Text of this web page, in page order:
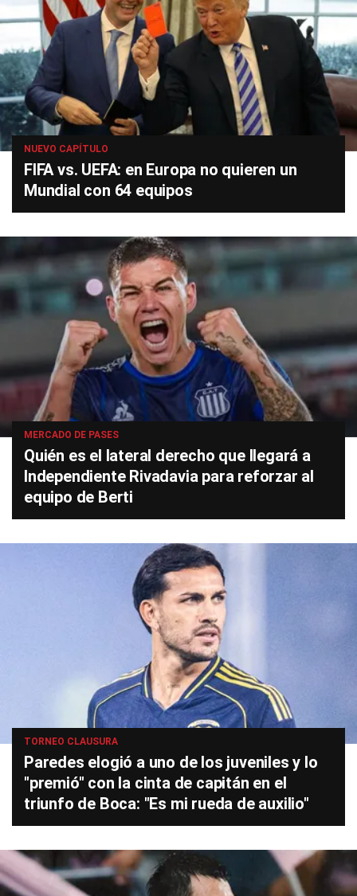
NUEVO CAPÍTULO
FIFA vs. UEFA: en Europa no quieren un
Mundial con 64 equipos
MERCADO DE PASES
Quién es el lateral derecho que llegará a
Independiente Rivadavia para reforzar al
equipo de Berti
TORNEO CLAUSURA
Paredes elogió a uno de los juveniles y lo
"premió" con la cinta de capitán en el
triunfo de Boca: "Es mi rueda de auxilio"